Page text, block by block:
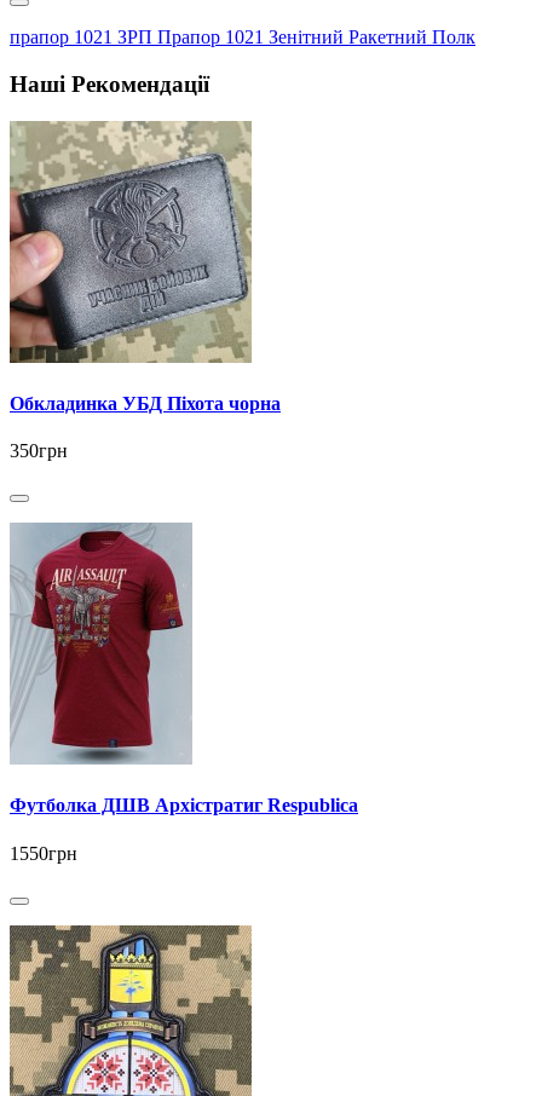
прапор 1021 ЗРП Прапор 1021 Зенітний Ракетний Полк
Наші Рекомендації
Обкладинка УБД Піхота чорна
350грн
Футболка ДШВ Архістратиг Respublica
1550грн